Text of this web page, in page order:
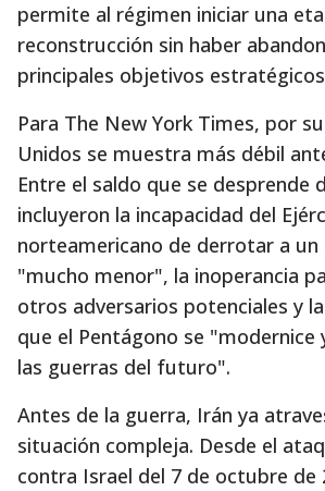
permite al régimen iniciar una
reconstrucción sin haber
principales objetivos
Para The New York Times, por
Unidos se muestra más débil
Entre el saldo que se desprende
incluyeron la incapacidad del
norteamericano de derrotar a un
"mucho menor", la inoperancia
otros adversarios potenciales y
que el Pentágono se "modernice
las guerras del futuro".
Antes de la guerra, Irán ya
situación compleja. Desde el
contra Israel del 7 de octubre de